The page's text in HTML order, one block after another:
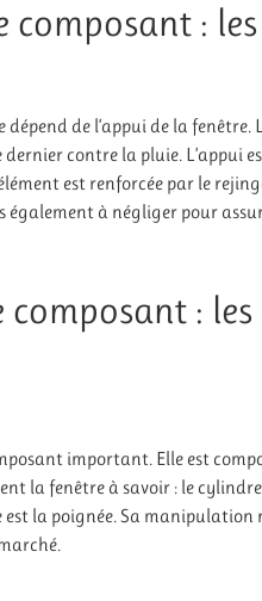
composant :
de l’appui de la
contre la pluie. L’appui
est renforcée par le
également à négliger pour
composant :
important. Elle est
la fenêtre à savoir : le
est la poignée. Sa